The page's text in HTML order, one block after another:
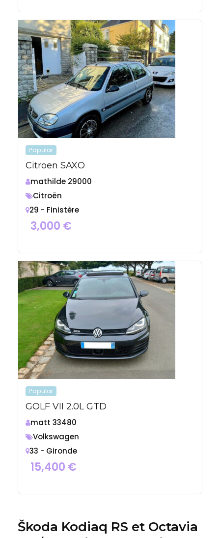
Popular
Citroen SAXO
mathilde 29000
Citroën
29 - Finistère
3,000 €
Popular
GOLF VII 2.0L GTD
matt 33480
Volkswagen
33 - Gironde
15,400 €
Škoda Kodiaq RS et Octavia